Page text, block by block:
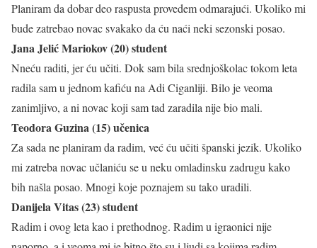
Planiram da dobar deo raspusta provedem odmarajući. Ukoliko mi
bude zatrebao novac svakako da ću naći neki sezonski posao.
Jana Jelić Mariokov (20) student
Nneću raditi, jer ću učiti. Dok sam bila srednjoškolac tokom leta
radila sam u jednom kafiću na Adi Ciganliji. Bilo je veoma
zanimljivo, a ni novac koji sam tad zaradila nije bio mali.
Teodora Guzina (15) učenica
Za sada ne planiram da radim, već ću učiti španski jezik. Ukoliko
mi zatreba novac učlaniću se u neku omladinsku zadrugu kako
bih našla posao. Mnogi koje poznajem su tako uradili.
Danijela Vitas (23) student
Radim i ovog leta kao i prethodnog. Radim u igraonici nije